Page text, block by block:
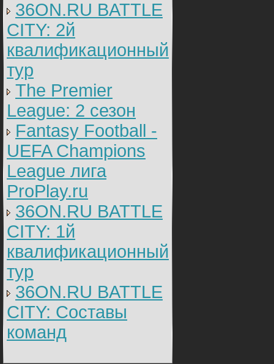
36ON.RU BATTLE
CITY: 2й
квалификационный
тур
The Premier
League: 2 cезон
Fantasy Football -
UEFA Champions
League лига
ProPlay.ru
36ON.RU BATTLE
CITY: 1й
квалификационный
тур
36ON.RU BATTLE
CITY: Составы
команд